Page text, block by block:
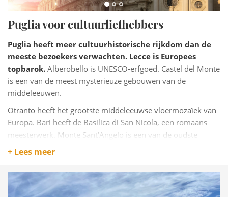
Puglia voor cultuurliefhebbers
Puglia heeft meer cultuurhistorische rijkdom dan de
meeste bezoekers verwachten. Lecce is Europees
topbarok. Alberobello is UNESCO-erfgoed. Castel del Monte
is een van de meest mysterieuze gebouwen van de
middeleeuwen.
Otranto heeft het grootste middeleeuwse vloermozaïek van
Europa. Bari heeft de Basilica di San Nicola, een romaans
meesterwerk. Monte Sant'Angelo is een van de oudste
pelgrimsoorden van Europa.
beter dan de meeste regio's van Italië.
+ Lees meer